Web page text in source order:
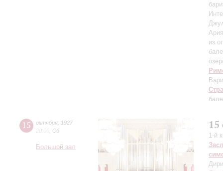
из
15 октября
1927
20:00 Сб
Большой зал
15
1-й